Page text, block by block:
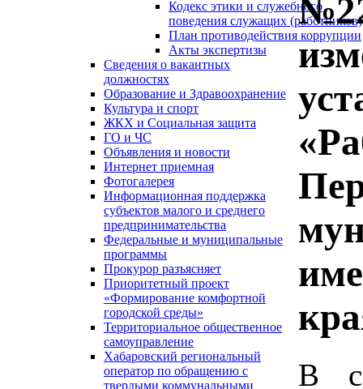
Кодекс этики и служебного
поведения служащих (работников)
План противодействия коррупции
Акты экспертизы
Сведения о вакантных
должностях
Образование и Здравоохранение
Культура и спорт
ЖКХ и Социальная защита
ГО и ЧС
Объявления и новости
Интернет приемная
Фотогалерея
Информационная поддержка
субъектов малого и среднего
предпринимательства
Федеральные и муниципальные
программы
Прокурор разъясняет
Приоритетный проект
«Формирование комфортной
городской среды»
Территориальное общественное
самоуправление
Хабаровский региональный
оператор по обращению с
твердыми коммунальными
В